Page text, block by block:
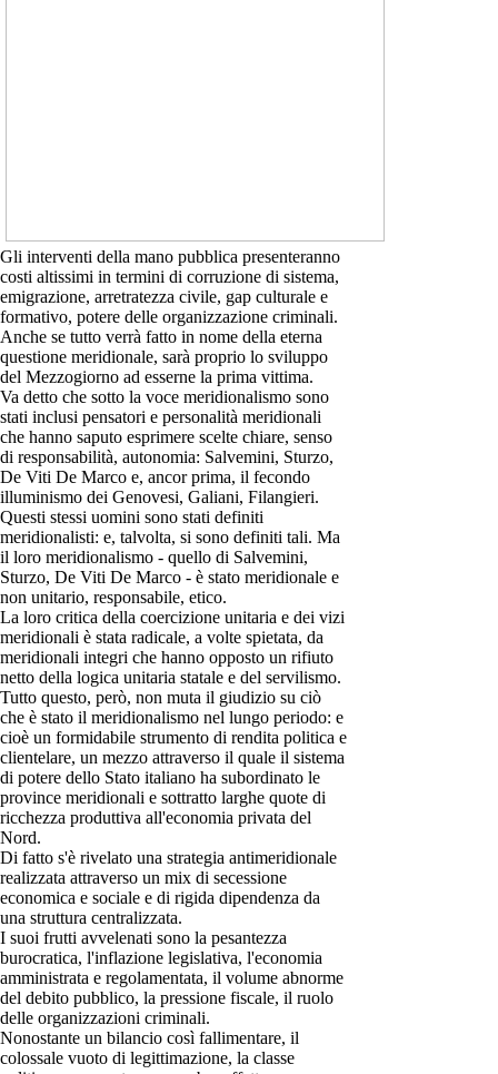
Gli interventi della mano pubblica presenteranno
costi altissimi in termini di corruzione di sistema,
emigrazione, arretratezza civile, gap culturale e
formativo, potere delle organizzazione criminali.
Anche se tutto verrà fatto in nome della eterna
questione meridionale, sarà proprio lo sviluppo
del Mezzogiorno ad esserne la prima vittima.
Va detto che sotto la voce meridionalismo sono
stati inclusi pensatori e personalità meridionali
che hanno saputo esprimere scelte chiare, senso
di responsabilità, autonomia: Salvemini, Sturzo,
De Viti De Marco e, ancor prima, il fecondo
illuminismo dei Genovesi, Galiani, Filangieri.
Questi stessi uomini sono stati definiti
meridionalisti: e, talvolta, si sono definiti tali. Ma
il loro meridionalismo - quello di Salvemini,
Sturzo, De Viti De Marco - è stato meridionale e
non unitario, responsabile, etico.
La loro critica della coercizione unitaria e dei vizi
meridionali è stata radicale, a volte spietata, da
meridionali integri che hanno opposto un rifiuto
netto della logica unitaria statale e del servilismo.
Tutto questo, però, non muta il giudizio su ciò
che è stato il meridionalismo nel lungo periodo: e
cioè un formidabile strumento di rendita politica e
clientelare, un mezzo attraverso il quale il sistema
di potere dello Stato italiano ha subordinato le
province meridionali e sottratto larghe quote di
ricchezza produttiva all'economia privata del
Nord.
Di fatto s'è rivelato una strategia antimeridionale
realizzata attraverso un mix di secessione
economica e sociale e di rigida dipendenza da
una struttura centralizzata.
I suoi frutti avvelenati sono la pesantezza
burocratica, l'inflazione legislativa, l'economia
amministrata e regolamentata, il volume abnorme
del debito pubblico, la pressione fiscale, il ruolo
delle organizzazioni criminali.
Nonostante un bilancio così fallimentare, il
colossale vuoto di legittimazione, la classe